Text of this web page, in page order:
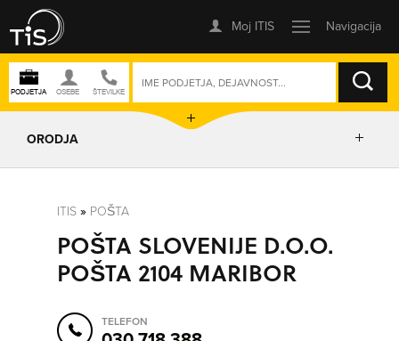
ISKANJE
ORODJA
POSLOVNE ENOTE
ITIS » POŠTA
POŠTA SLOVENIJE D.O.O.
POŠTA 2104 MARIBOR
TELEFON